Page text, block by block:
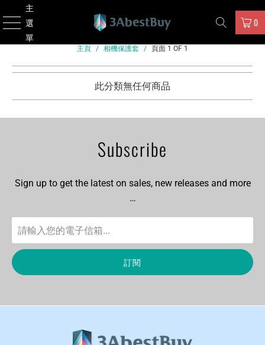
主
選
單
0
主頁 / 相機保護套 / 頁面 1 OF 1
此分類無任何商品
Subscribe
Sign up to get the latest on sales, new releases and more
…